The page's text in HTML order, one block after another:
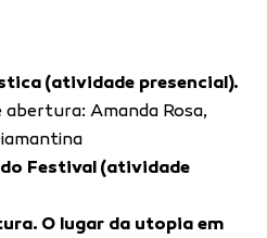
(atividade presencial).
Amanda Rosa,
Festival (atividade
O lugar da utopia em